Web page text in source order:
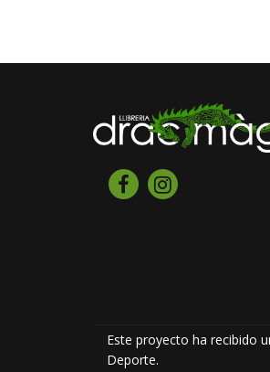
Este proyecto ha recibido
Deporte.